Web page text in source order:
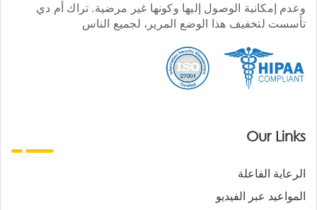
وعدم إمكانية الوصول إليها وكونها غير مرضية. تراك أم دي
تأسست لتخفيف هذا الوضع المرير، لجميع الناس
Our Links
الرعاية الفاعلة
المواعيد عبر الفيديو